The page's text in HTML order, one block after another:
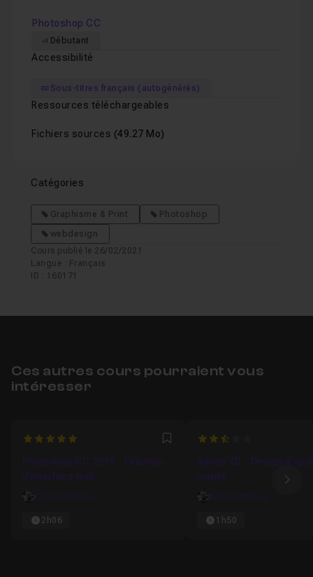
Photoshop CC
Débutant
Accessibilité
Sous-titres français (autogénérés)
Ressources téléchargeables
Fichiers sources (49.27 Mo)
Catégories
Graphisme & Print
Photoshop
webdesign
Cours publié le 26/02/2021
Langue : Français
ID : 160171
Ces autres cours pourraient vous
intéresser
5 Favori
Photoshop CC 2019 - Création
d'interface web
Olivier Krakus
2h06
2.6666666666667
Adobe XD - Design
mobile
Olivier Krakus
1h50